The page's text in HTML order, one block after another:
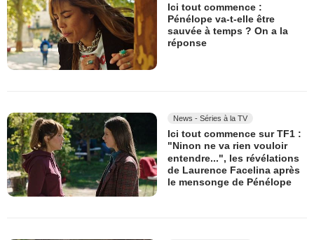
Ici tout commence :
Pénélope va-t-elle être
sauvée à temps ? On a la
réponse
News - Séries à la TV
Ici tout commence sur TF1 :
"Ninon ne va rien vouloir
entendre...", les révélations
de Laurence Facelina après
le mensonge de Pénélope